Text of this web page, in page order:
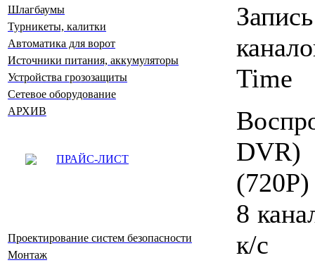
Шлагбаумы
Турникеты, калитки
Автоматика для ворот
Источники питания, аккумуляторы
Устройства грозозащиты
Сетевое оборудование
АРХИВ
ПРАЙС-ЛИСТ
Проектирование систем безопасности
Монтаж
Time
8
к/с